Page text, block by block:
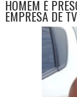
HOMEM É
EMPRESA DE